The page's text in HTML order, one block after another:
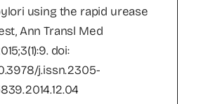
using the rapid urease
Ann Transl Med
doi:
j.issn.2305-